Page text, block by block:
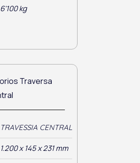
6'100 kg
TRAVESSIA CENTRAL
1.200 x 145 x 231 mm